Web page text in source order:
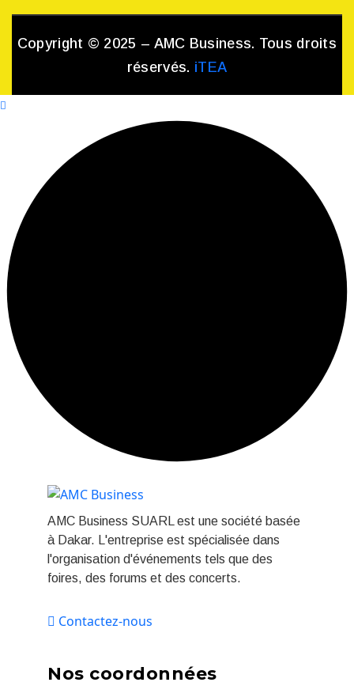
Copyright © 2025 – AMC Business. Tous droits
réservés. iTEA
AMC Business SUARL est une société basée
à Dakar. L'entreprise est spécialisée dans
l'organisation d'événements tels que des
foires, des forums et des concerts.
Contactez-nous
Nos coordonnées